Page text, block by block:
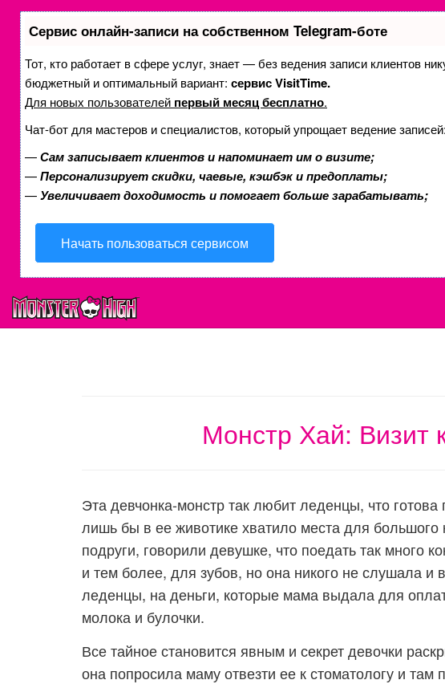
Сервис онлайн-записи на собственном Telegram-боте
Тот, кто работает в сфере услуг, знает — без ведения записи клиентов
бюджетный и оптимальный вариант: сервис VisitTime.
Для новых пользователей первый месяц бесплатно.
Чат-бот для мастеров и специалистов, который упрощает ведение записей:
—Сам записывает клиентов и напоминает им о визите;
—Персонализирует скидки, чаевые, кэшбэк и предоплаты;
—Увеличивает доходимость и помогает больше зарабатывать;
Начать пользоваться сервисом
Монстр Хай: Визит
Эта девчонка-монстр так любит леденцы, что готова
лишь бы в ее животике хватило места для большого
подруги, говорили девушке, что поедать так много
и тем более, для зубов, но она никого не слушала и
леденцы, на деньги, которые мама выдала для
молока и булочки.
Все тайное становится явным и секрет девочки
она попросила маму отвезти ее к стоматологу и там